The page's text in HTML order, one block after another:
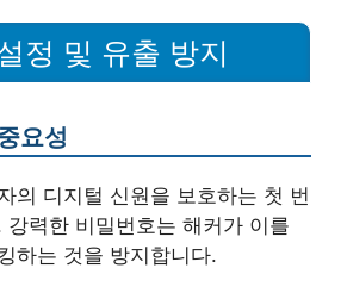
정 및 유출 방지
요성
의 디지털 신원을 보호하는 첫 번
강력한 비밀번호는 해커가 이를
하는 것을 방지합니다.